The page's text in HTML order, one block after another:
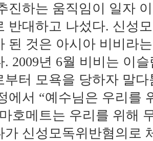
진하는 움직임이 일자
반대하고 나섰다. 신성
된 것은 아시아 비비라
. 2009년 6월 비비는 이
부터 모욕을 당하자 말
에서 “예수님은 우리를
호메트는 우리를 위해
가 신성모독위반혐의로